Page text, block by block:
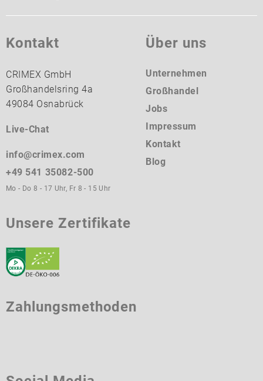
Kontakt
CRIMEX GmbH
Großhandelsring 4a
49084 Osnabrück
Live-Chat
info@crimex.com
+49 541 35082-500
Mo - Do 8 - 17 Uhr, Fr 8 - 15 Uhr
Über uns
Unternehmen
Großhandel
Jobs
Impressum
Kontakt
Blog
Unsere Zertifikate
Zahlungsmethoden